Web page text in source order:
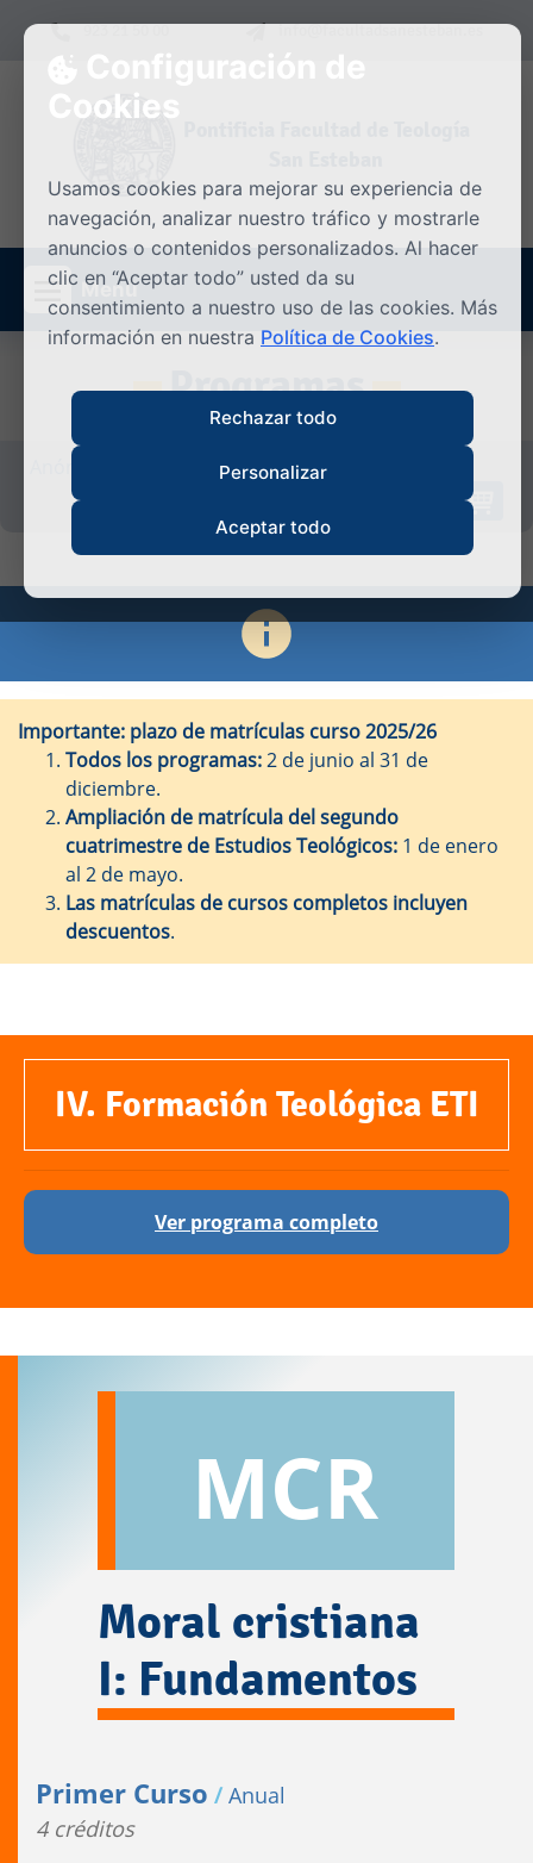
Cookies
Usamos cookies para mejorar su experiencia de
navegación, analizar nuestro tráfico y mostrarle
anuncios o contenidos personalizados. Al hacer
clic en “Aceptar todo” usted da su
consentimiento a nuestro uso de las cookies. Más
información en nuestra Política de Cookies.
Rechazar todo
Personalizar
Aceptar todo
923 21 50 00 info@facultadsanesteban.es
Menú
Programas
Iniciar sesión
Importante: plazo de matrículas curso 2025/26
Todos los programas:2 de junio al 31 de
diciembre.
Ampliación de matrícula del segundo
cuatrimestre de Estudios Teológicos: 1 de enero
al 2 de mayo.
Las matrículas de cursos completos incluyen
descuentos.
IV. Formación Teológica ETI
Ver programa completo
MCR
Moral cristiana
I: Fundamentos
Primer Curso / Anual
4 créditos